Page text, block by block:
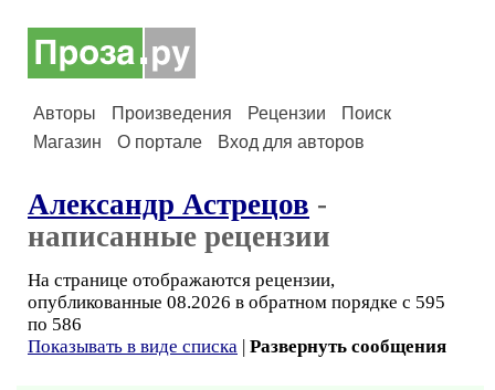
Авторы Произведения Рецензии
Поиск
Магазин
О портале Вход для авторов
Александр Астрецов -
написанные рецензии
На странице отображаются рецензии,
опубликованные 08.2026 в обратном порядке с 595
по 586
Показывать в виде списка | Развернуть сообщения